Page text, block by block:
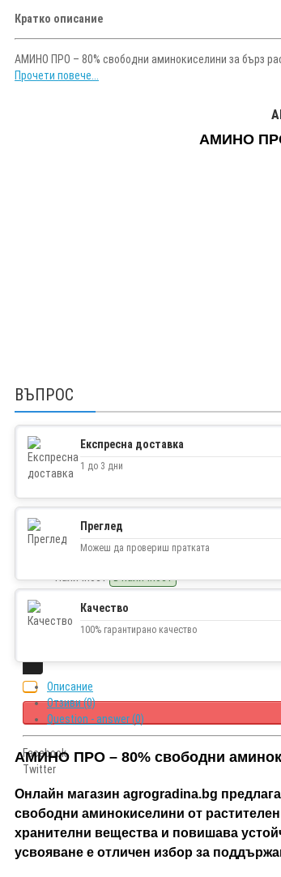
Кратко описание
АМИНО ПРО – 80% свободни аминокиселини за бърз
Прочети повече...
АМИНО ПРО
1.00€ (1.96 лв.)
Наличност В наличност
Facebook
Twitter
ВЪПРОС
Експресна доставка
1 до 3 дни
Преглед
Можеш да провериш пратката
Качество
100% гарантирано качество
Описание
Отзиви (0)
Question - answer (0)
АМИНО ПРО – 80% свободни
Онлайн магазин agrogradina.bg
свободни аминокиселини от
хранителни вещества и повишава
усвояване е отличен избор за